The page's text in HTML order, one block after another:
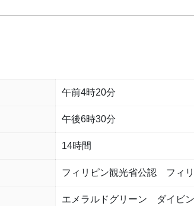
午前4時20分
午後6時30分
14時間
フィリピン観光省公認 フィ
エメラルドグリーン ダイビ